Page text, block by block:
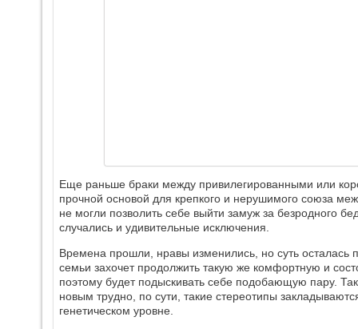
Еще раньше браки между привилегированными или
прочной основой для крепкого и нерушимого союза
не могли позволить себе выйти замуж за безродного
случались и удивительные исключения.
Времена прошли, нравы изменились, но суть осталась
семьи захочет продолжить такую же комфортную и
поэтому будет подыскивать себе подобающую пару.
новым трудно, по сути, такие стереотипы
генетическом уровне.